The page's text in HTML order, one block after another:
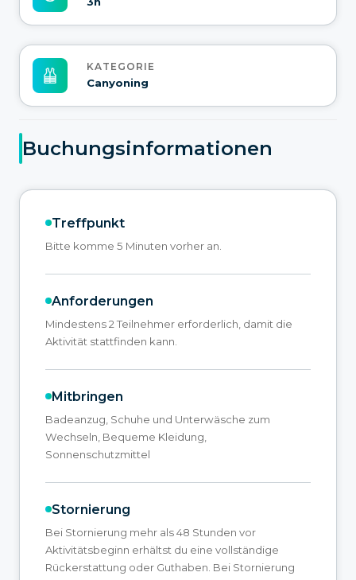
KATEGORIE
Canyoning
Buchungsinformationen
Treffpunkt
Bitte komme 5 Minuten vorher an.
Anforderungen
Mindestens 2 Teilnehmer erforderlich, damit die
Aktivität stattfinden kann.
Mitbringen
Badeanzug, Schuhe und Unterwäsche zum
Wechseln, Bequeme Kleidung,
Sonnenschutzmittel
Stornierung
Bei Stornierung mehr als 48 Stunden vor
Aktivitätsbeginn erhältst du eine vollständige
Rückerstattung oder Guthaben. Bei Stornierung